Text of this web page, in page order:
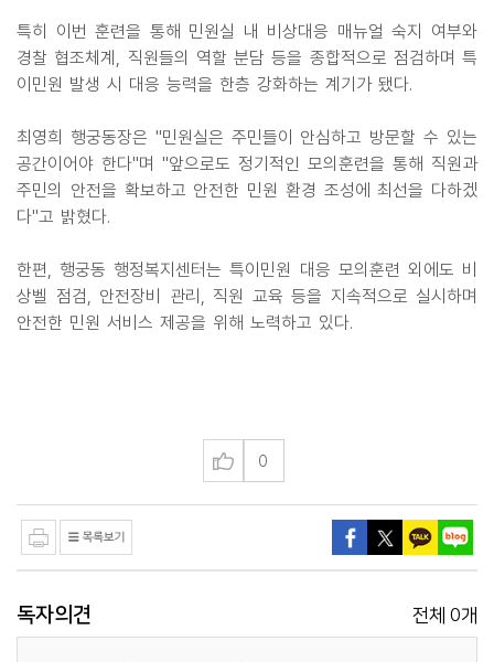
특히 이번 훈련을 통해 민원실 내 비상대응 매뉴얼 숙지 여부와
경찰 협조체계, 직원들의 역할 분담 등을 종합적으로 점검하며 특
이민원 발생 시 대응 능력을 한층 강화하는 계기가 됐다.
최영희 행궁동장은 "민원실은 주민들이 안심하고 방문할 수 있는
공간이어야 한다"며 "앞으로도 정기적인 모의훈련을 통해 직원과
주민의 안전을 확보하고 안전한 민원 환경 조성에 최선을 다하겠
다"고 밝혔다.
한편, 행궁동 행정복지센터는 특이민원 대응 모의훈련 외에도 비
상벨 점검, 안전장비 관리, 직원 교육 등을 지속적으로 실시하며
안전한 민원 서비스 제공을 위해 노력하고 있다.
0
독자의견 전체 0개